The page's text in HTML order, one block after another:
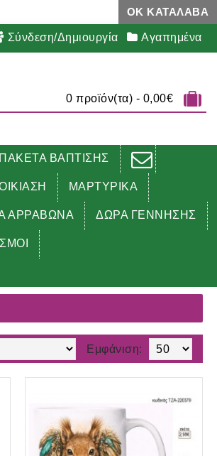
ΟΚ ΚΑΤΆΛΑΒΑ
Σύνδεση/Δημιουργία Αγαπημένα
0 προϊόν(τα) - 0,00€
ΠΑΚΕΤΑ ΒΑΠΤΙΣΗΣ
ΜΑΡΤΥΡΙΚΑ
ΑΡΡΑΒΩΝΑ ΔΩΡΑ ΓΕΝΝΗΣΗΣ
Εμφάνιση: